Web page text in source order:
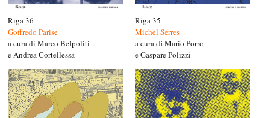
Riga 36
Goffredo Parise
a cura di Marco Belpoliti
e Andrea Cortellessa
Riga 35
Michel Serres
a cura di Mario Porro
e Gaspare Polizzi